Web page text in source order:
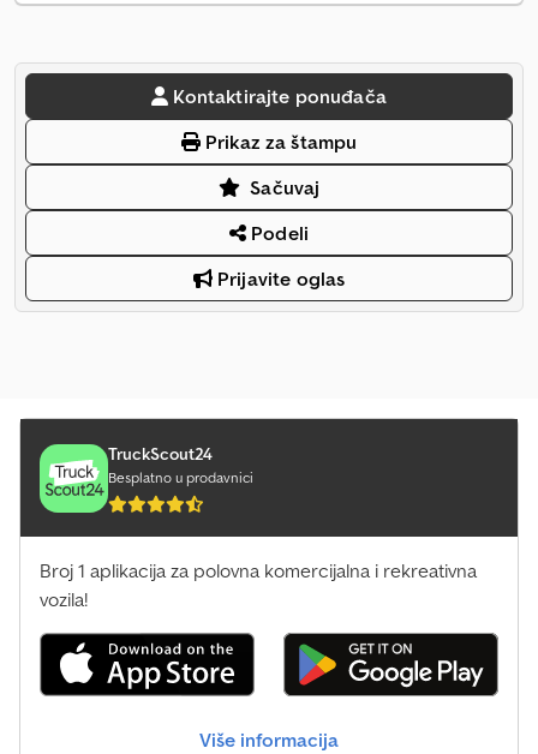
Kontaktirajte ponuđača
Prikaz za štampu
Sačuvaj
Podeli
Prijavite oglas
TruckScout24
Besplatno u prodavnici
Broj 1 aplikacija za polovna komercijalna i rekreativna
vozila!
Više informacija